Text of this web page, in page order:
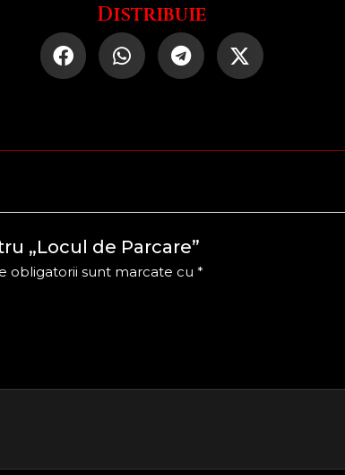
Distribuie
„Locul de Parcare”
obligatorii sunt marcate cu*